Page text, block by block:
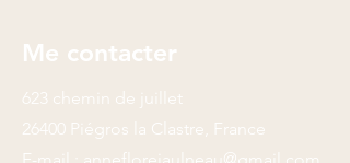
Me contacter
623 chemin de juillet
26400 Piégros la Clastre, France